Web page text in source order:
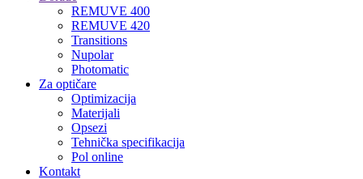
REMUVE 400
REMUVE 420
Transitions
Nupolar
Photomatic
Za optičare
Optimizacija
Materijali
Opsezi
Tehnička specifikacija
Pol online
Kontakt